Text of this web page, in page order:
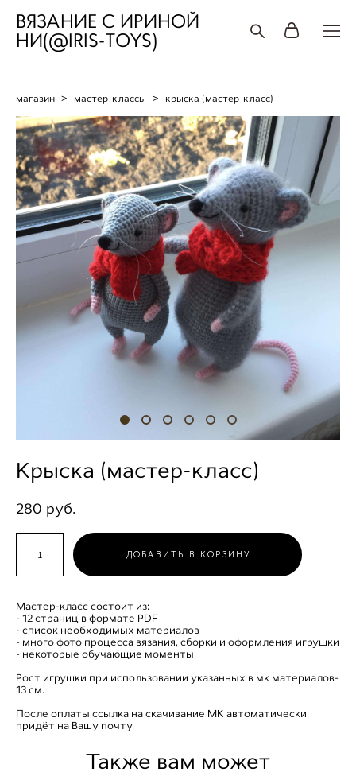
ВЯЗАНИЕ С ИРИНОЙ
НИ(@IRIS-TOYS)
магазин > мастер-классы > крыска (мастер-класс)
Крыска (мастер-класс)
280 pуб.
ДОБАВИТЬ В КОРЗИНУ
Мастер-класс состоит из:
- 12 страниц в формате PDF
- список необходимых материалов
- много фото процесса вязания, сборки и оформления игрушки
- некоторые обучающие моменты.
Рост игрушки при использовании указанных в мк материалов-
13 см.
После оплаты ссылка на скачивание МК автоматически
придёт на Вашу почту.
Также вам может